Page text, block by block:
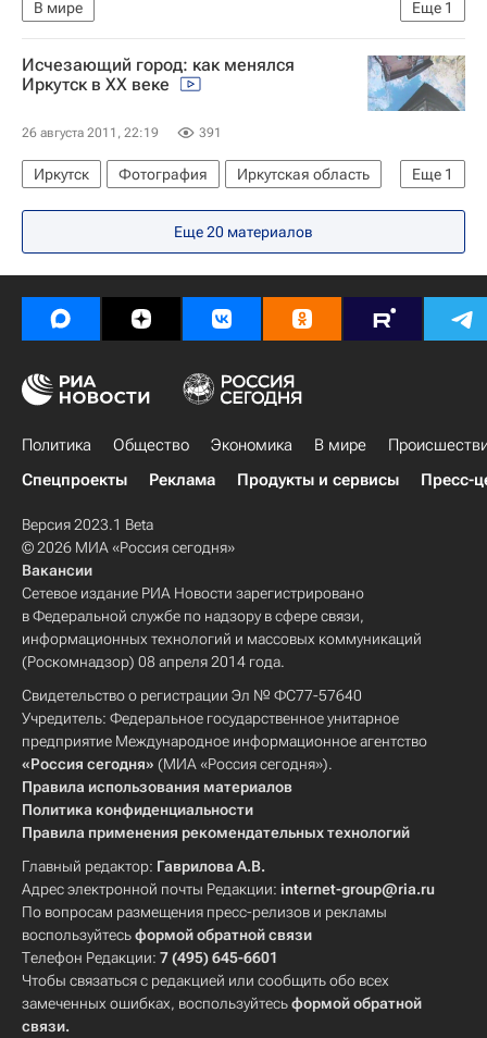
Еще 1
В мире
Президентские выборы в Абхазии в 2011 году
Исчезающий город: как менялся
Иркутск в XX веке
26 августа 2011, 22:19 391
Еще 1
Иркутск Фотография
Иркутская область
Россия
Еще 20 материалов
Политика Общество Экономика В мире
Спецпроекты
Реклама Продукты и сервисы Пресс-
Версия 2023.1 Beta
© 2026 МИА «Россия сегодня»
Вакансии
Сетевое издание РИА Новости зарегистрировано
в Федеральной службе по надзору в сфере связи,
информационных технологий и массовых коммуникаций
(Роскомнадзор) 08 апреля 2014 года.
Свидетельство о регистрации Эл № ФС77-57640
Учредитель: Федеральное государственное унитарное
предприятие Международное информационное агентство
«Россия сегодня» (МИА «Россия сегодня»).
Правила использования материалов
Политика конфиденциальности
Правила применения рекомендательных технологий
Главный редактор: Гаврилова А.В.
Адрес электронной почты Редакции: internet-group@ria.ru
По вопросам размещения пресс-релизов и рекламы
воспользуйтесьформой обратной связи
Телефон Редакции: 7 (495) 645-6601
Чтобы связаться с редакцией или сообщить обо всех
замеченных ошибках, воспользуйтесьформой обратной
связи.